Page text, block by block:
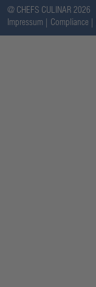
@ CHEFS CULINAR 2026
Impressum
Compliance